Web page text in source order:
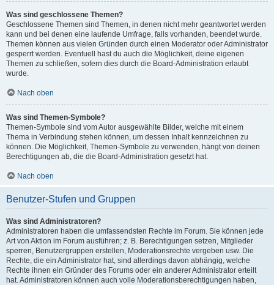
Was sind geschlossene Themen?
Geschlossene Themen sind Themen, in denen nicht mehr geantwortet werden
kann und bei denen eine laufende Umfrage, falls vorhanden, beendet wurde.
Themen können aus vielen Gründen durch einen Moderator oder Administrator
gesperrt werden. Eventuell hast du auch die Möglichkeit, deine eigenen
Themen zu schließen, sofern dies durch die Board-Administration erlaubt
wurde.
Nach oben
Was sind Themen-Symbole?
Themen-Symbole sind vom Autor ausgewählte Bilder, welche mit einem
Thema in Verbindung stehen können, um dessen Inhalt kennzeichnen zu
können. Die Möglichkeit, Themen-Symbole zu verwenden, hängt von deinen
Berechtigungen ab, die die Board-Administration gesetzt hat.
Nach oben
Benutzer-Stufen und Gruppen
Was sind Administratoren?
Administratoren haben die umfassendsten Rechte im Forum. Sie können jede
Art von Aktion im Forum ausführen; z. B. Berechtigungen setzen, Mitglieder
sperren, Benutzergruppen erstellen, Moderationsrechte vergeben usw. Die
Rechte, die ein Administrator hat, sind allerdings davon abhängig, welche
Rechte ihnen ein Gründer des Forums oder ein anderer Administrator erteilt
hat. Administratoren können auch volle Moderationsberechtigungen haben,